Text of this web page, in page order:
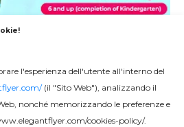
d'arte per
l'esperienza dell'utente all'interno del
(il "Sito Web"), analizzando il
nonché memorizzando le preferenze e
cookies-policy/.